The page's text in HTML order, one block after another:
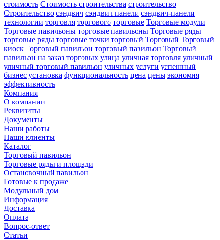
стоимость Стоимость строительства строительство
Строительство сэндвич сэндвич панели сэндвич-панели
технологии торговля торгового торговые Торговые модули
Торговые павильоны торговые павильоны Торговые ряды
торговые ряды торговые точки торговый Торговый Торговый
киоск Торговый павильон торговый павильон Торговый
павильон на заказ торговых улица уличная торговля уличный
уличный торговый павильон уличных услуги успешный
бизнес установка функциональность цена цены экономия
эффективность
Компания
О компании
Реквизиты
Документы
Наши работы
Наши клиенты
Каталог
Торговый павильон
Торговые ряды и площади
Остановочный павильон
Готовые к продаже
Модульный дом
Информация
Доставка
Оплата
Вопрос-ответ
Статьи